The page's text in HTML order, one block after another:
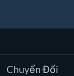
Chuyển Đổi